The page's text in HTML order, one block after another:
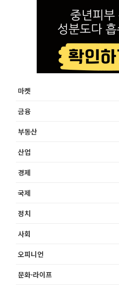
마켓
금융
부동산
산업
경제
국제
정치
사회
오피니언
문화·라이프